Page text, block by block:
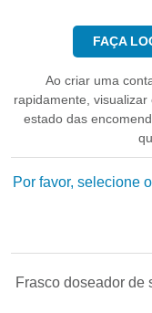
FAÇA
Ao criar uma
rapidamente,
estado das
Por favor, selecione
Frasco doseador de